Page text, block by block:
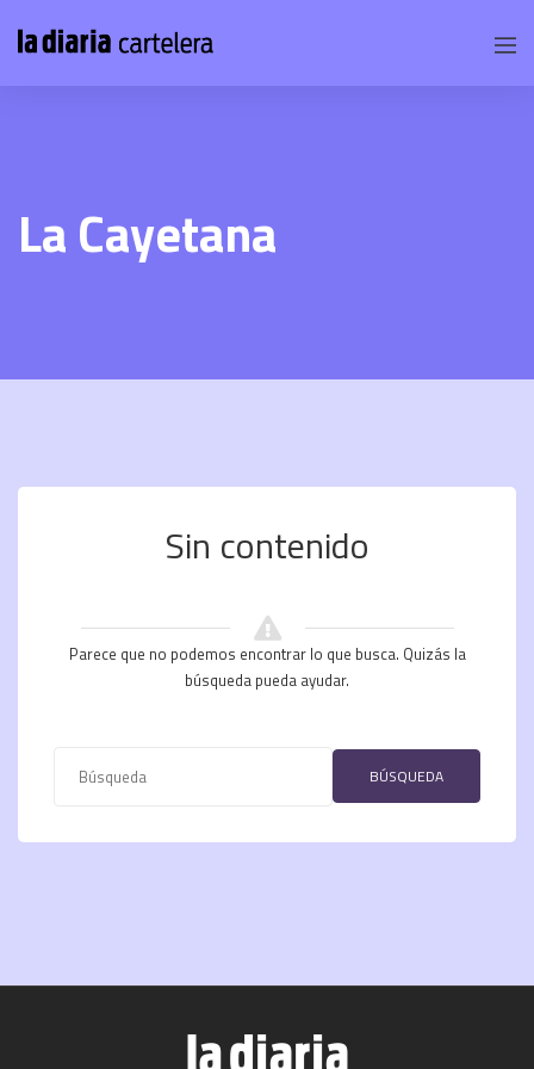
La Cayetana
Sin contenido
Parece que no podemos encontrar lo que busca. Quizás la
búsqueda pueda ayudar.
BÚSQUEDA